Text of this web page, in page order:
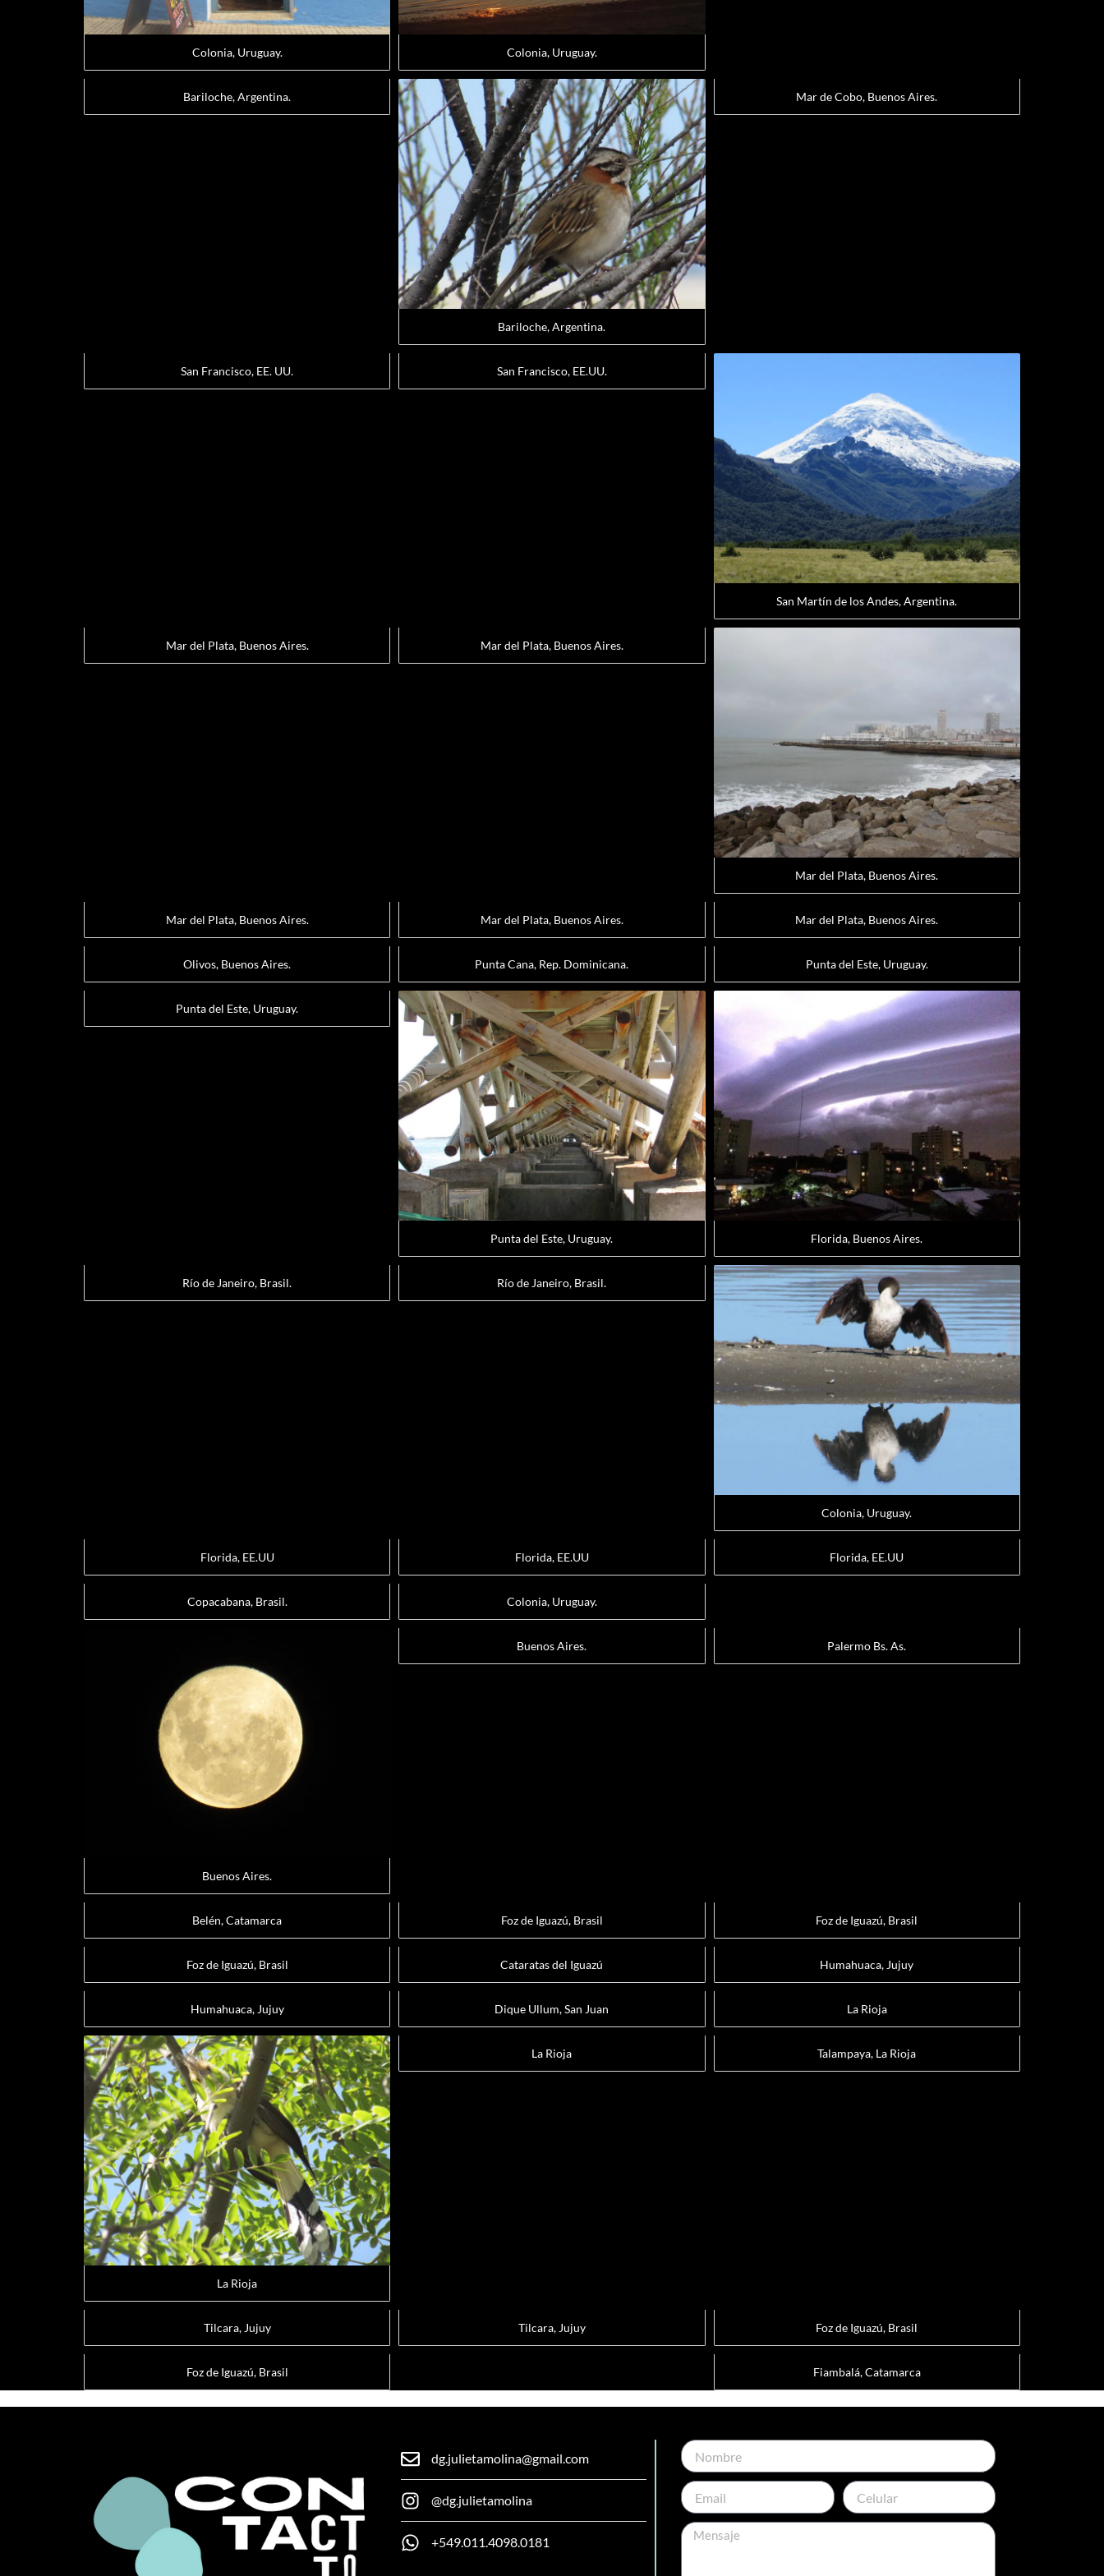
Colonia, Uruguay. Colonia, Uruguay.
Bariloche, Argentina.
Bariloche, Argentina.
Mar de Cobo, Buenos Aires.
San Francisco, EE. UU. San Francisco, EE.UU.
San Martín de los Andes, Argentina.
Mar del Plata, Buenos Aires. Mar del Plata, Buenos Aires.
Mar del Plata, Buenos Aires.
Mar del Plata, Buenos Aires. Mar del Plata, Buenos Aires. Mar del Plata, Buenos Aires.
Olivos, Buenos Aires. Punta Cana, Rep. Dominicana. Punta del Este, Uruguay.
Punta del Este, Uruguay.
Punta del Este, Uruguay. Florida, Buenos Aires.
Río de Janeiro, Brasil. Río de Janeiro, Brasil.
Colonia, Uruguay.
Florida, EE.UU Florida, EE.UU Florida, EE.UU
Copacabana, Brasil. Colonia, Uruguay.
Buenos Aires.
Buenos Aires. Palermo Bs. As.
Belén, Catamarca Foz de Iguazú, Brasil Foz de Iguazú, Brasil
Foz de Iguazú, Brasil Cataratas del Iguazú Humahuaca, Jujuy
Humahuaca, Jujuy Dique Ullum, San Juan La Rioja
La Rioja
La Rioja Talampaya, La Rioja
Tilcara, Jujuy Tilcara, Jujuy Foz de Iguazú, Brasil
Foz de Iguazú, Brasil Fiambalá, Catamarca
dg.julietamolina@gmail.com
@dg.julietamolina
+549.011.4098.0181
Nombre
Email Celular
Mensaje